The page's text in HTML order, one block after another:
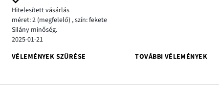
Hitelesített vásárlás
méret: 2 (megfelelő) ,szín: fekete
Silány minőség.
2025-01-21
VÉLEMÉNYEK SZŰRÉSE
TOVÁBBI VÉLEMÉNYEK